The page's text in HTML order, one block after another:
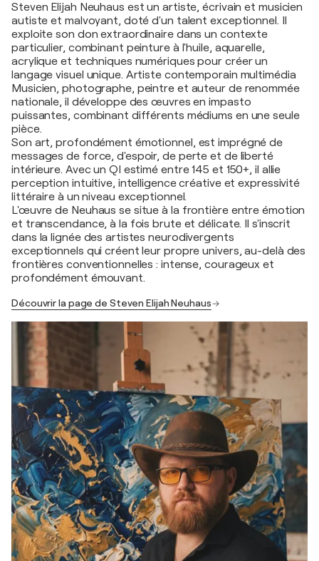
Steven Elijah Neuhaus est un artiste, écrivain et musicien
autiste et malvoyant, doté d'un talent exceptionnel. Il
exploite son don extraordinaire dans un contexte
particulier, combinant peinture à l'huile, aquarelle,
acrylique et techniques numériques pour créer un
langage visuel unique. Artiste contemporain multimédia
Musicien, photographe, peintre et auteur de renommée
nationale, il développe des œuvres en impasto
puissantes, combinant différents médiums en une seule
pièce.
Son art, profondément émotionnel, est imprégné de
messages de force, d'espoir, de perte et de liberté
intérieure. Avec un QI estimé entre 145 et 150+, il allie
perception intuitive, intelligence créative et expressivité
littéraire à un niveau exceptionnel.
L'œuvre de Neuhaus se situe à la frontière entre émotion
et transcendance, à la fois brute et délicate. Il s'inscrit
dans la lignée des artistes neurodivergents
exceptionnels qui créent leur propre univers, au-delà des
frontières conventionnelles : intense, courageux et
profondément émouvant.
Découvrir la page de Steven Elijah Neuhaus